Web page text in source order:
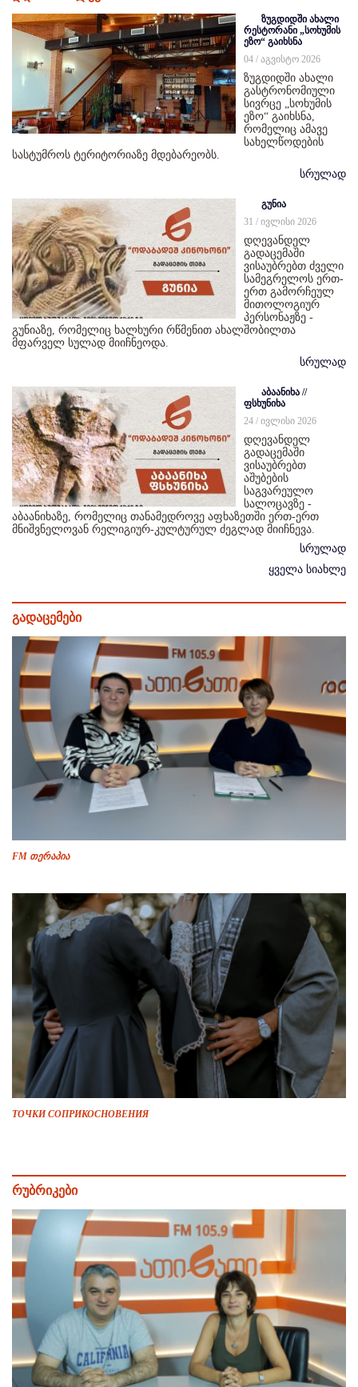
ზუგდიდში ახალი
რესტორანი „სოხუმის
ეზო“ გაიხსნა
04 / აგვისტო 2026
ზუგდიდში ახალი
გასტრონომიული
სივრცე „სოხუმის
ეზო“ გაიხსნა,
რომელიც ამავე
სახელწოდების
სასტუმროს ტერიტორიაზე მდებარეობს.
სრულად
გუნია
31 / ივლისი 2026
დღევანდელ
გადაცემაში
ვისაუბრებთ ძველი
სამეგრელოს ერთ-
ერთ გამორჩეულ
მითოლოგიურ
პერსონაჟზე -
გუნიაზე, რომელიც ხალხური რწმენით ახალშობილთა
მფარველ სულად მიიჩნეოდა.
სრულად
აბაანიხა //
ფსხუნიხა
24 / ივლისი 2026
დღევანდელ
გადაცემაში
ვისაუბრებთ
აშუბების
საგვარეულო
სალოცავზე -
აბაანიხაზე, რომელიც თანამედროვე აფხაზეთში ერთ-ერთ
მნიშვნელოვან რელიგიურ-კულტურულ ძეგლად მიიჩნევა.
სრულად
ყველა სიახლე
გადაცემები
FM თერაპია
ТОЧКИ СОПРИКОСНОВЕНИЯ
რუბრიკები